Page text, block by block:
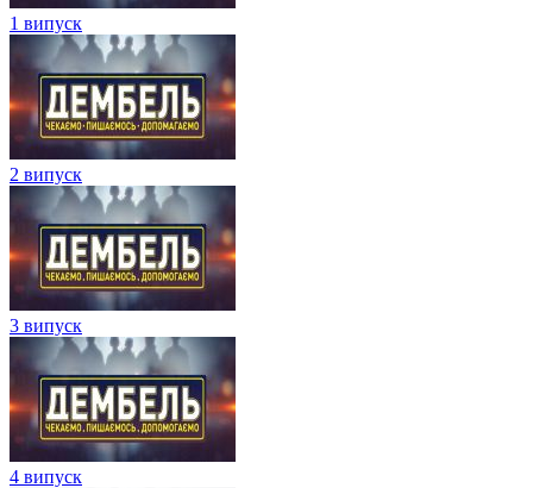
1 випуск
2 випуск
3 випуск
4 випуск